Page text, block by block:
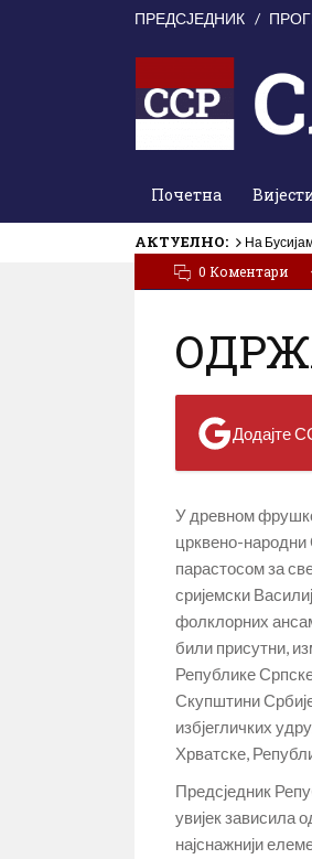
ПРЕДСЈЕДНИК
Почетна
АКТУЕЛНО:
На
Завичајне вечери /
0 Коментари
Додајте
У древном
црквено-народни
парастосом за
сријемски
фолклорних
били присутни,
Републике
Скупштини
избјегличких
Хрватске,
Предсједник
увијек зависила
најснажнији